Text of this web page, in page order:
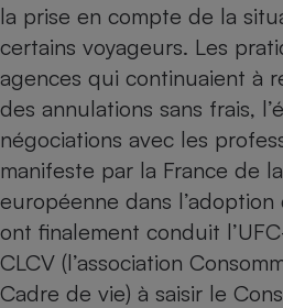
la prise en compte de la
certains voyageurs. Les
agences qui continuaient à
des annulations sans frais,
négociations avec les
manifeste par la France de
européenne dans
ont finalement conduit
CLCV (l’association
Cadre de vie) à saisir le